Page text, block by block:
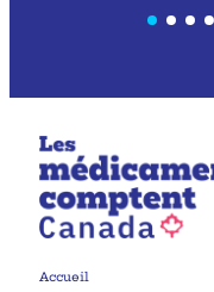
Accueil